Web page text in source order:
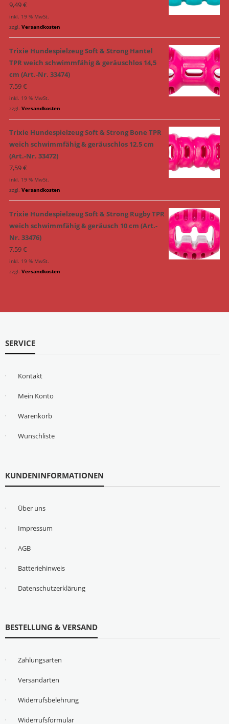
9,49€
inkl. 19 % MwSt.
zzgl. Versandkosten
Trixie Hundespielzeug Soft & Strong Hantel
TPR weich schwimmfähig & geräuschlos 14,5
cm (Art.-Nr. 33474)
7,59€
inkl. 19 % MwSt.
zzgl. Versandkosten
Trixie Hundespielzeug Soft & Strong Bone TPR
weich schwimmfähig & geräuschlos 12,5 cm
(Art.-Nr. 33472)
7,59€
inkl. 19 % MwSt.
zzgl. Versandkosten
Trixie Hundespielzeug Soft & Strong Rugby TPR
weich schwimmfähig & geräusch 10 cm (Art.-
Nr. 33476)
7,59€
inkl. 19 % MwSt.
zzgl. Versandkosten
SERVICE
Kontakt
Mein Konto
Warenkorb
Wunschliste
KUNDENINFORMATIONEN
Über uns
Impressum
AGB
Batteriehinweis
Datenschutzerklärung
BESTELLUNG & VERSAND
Zahlungsarten
Versandarten
Widerrufsbelehrung
Widerrufsformular